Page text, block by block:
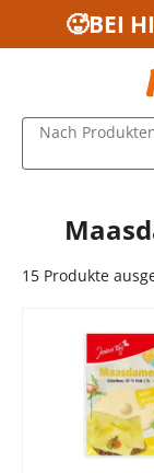
Zum
Zur Navigation
Zur Suche
🥵BEI
Nach
15 Produkte